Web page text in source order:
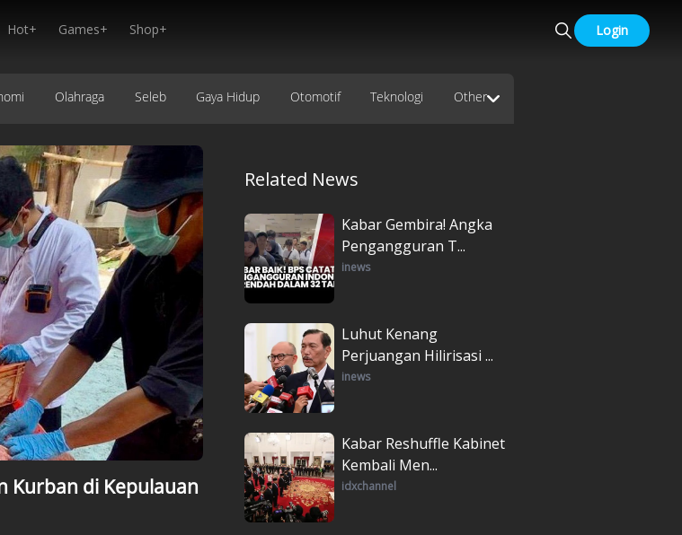
Hot+ Games+ Shop+ Login
Olahraga Seleb Gaya Hidup Otomotif Teknologi Other
Kurban di Kepulauan
Related News
Kabar Gembira! Angka
Pengangguran T...
inews
Luhut Kenang
Perjuangan Hilirisasi ...
inews
Kabar Reshuffle Kabinet
Kembali Men...
idxchannel